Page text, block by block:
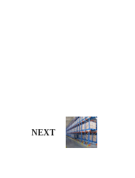
NEXT